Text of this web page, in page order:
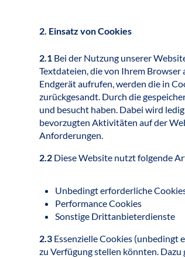
2. Einsatz von Cookies
2.1 Bei der Nutzung unserer
Textdateien, die von Ihrem
Endgerät aufrufen, werden die in
zurückgesandt. Durch die
und besucht haben. Dabei wird
bevorzugten Aktivitäten auf der
Anforderungen.
2.2 Diese Website nutzt folgende
Unbedingt erforderliche
Performance Cookies
Sonstige Drittanbieterdienste
2.3 Essenzielle Cookies (unbedingt
zu Verfügung stellen könnten.